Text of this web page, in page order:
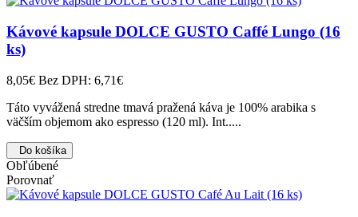
Kávové kapsule DOLCE GUSTO Caffé Lungo (16
ks)
8,05€ Bez DPH: 6,71€
Táto vyvážená stredne tmavá pražená káva je 100% arabika s
väčším objemom ako espresso (120 ml). Int.....
Do košíka
Obľúbené
Porovnať